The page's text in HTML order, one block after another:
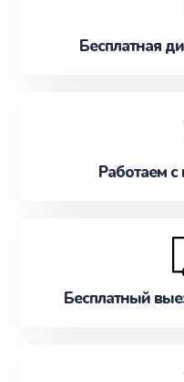
Бесплатная
Работаем
Бесплатный